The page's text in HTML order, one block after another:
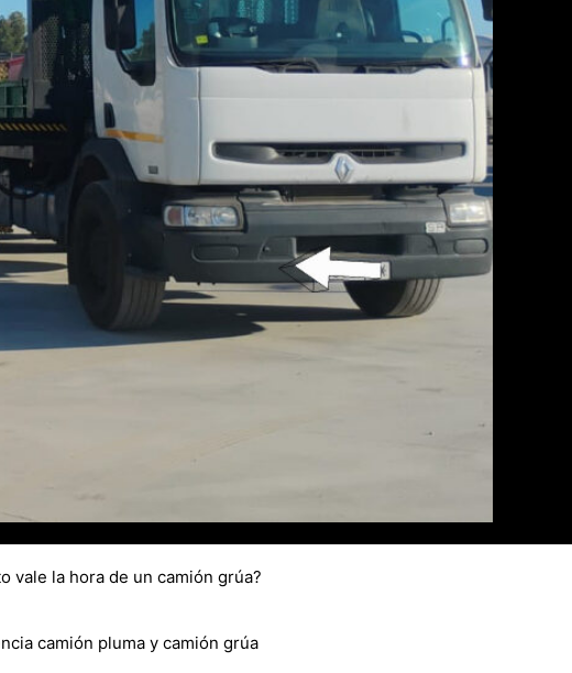
vale la hora de un camión grúa?
camión pluma y camión grúa